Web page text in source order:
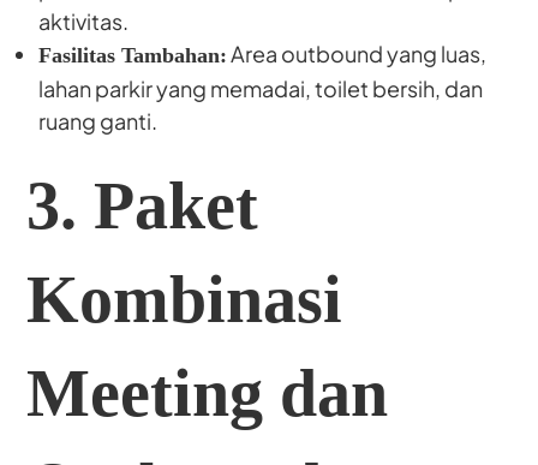
aktivitas.
Fasilitas Tambahan: Area outbound yang luas,
lahan parkir yang memadai, toilet bersih, dan
ruang ganti.
3. Paket
Kombinasi
Meeting dan